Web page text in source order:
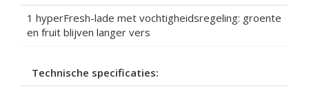
1 hyperFresh-lade met vochtigheidsregeling: groente
en fruit blijven langer vers
Technische specificaties: